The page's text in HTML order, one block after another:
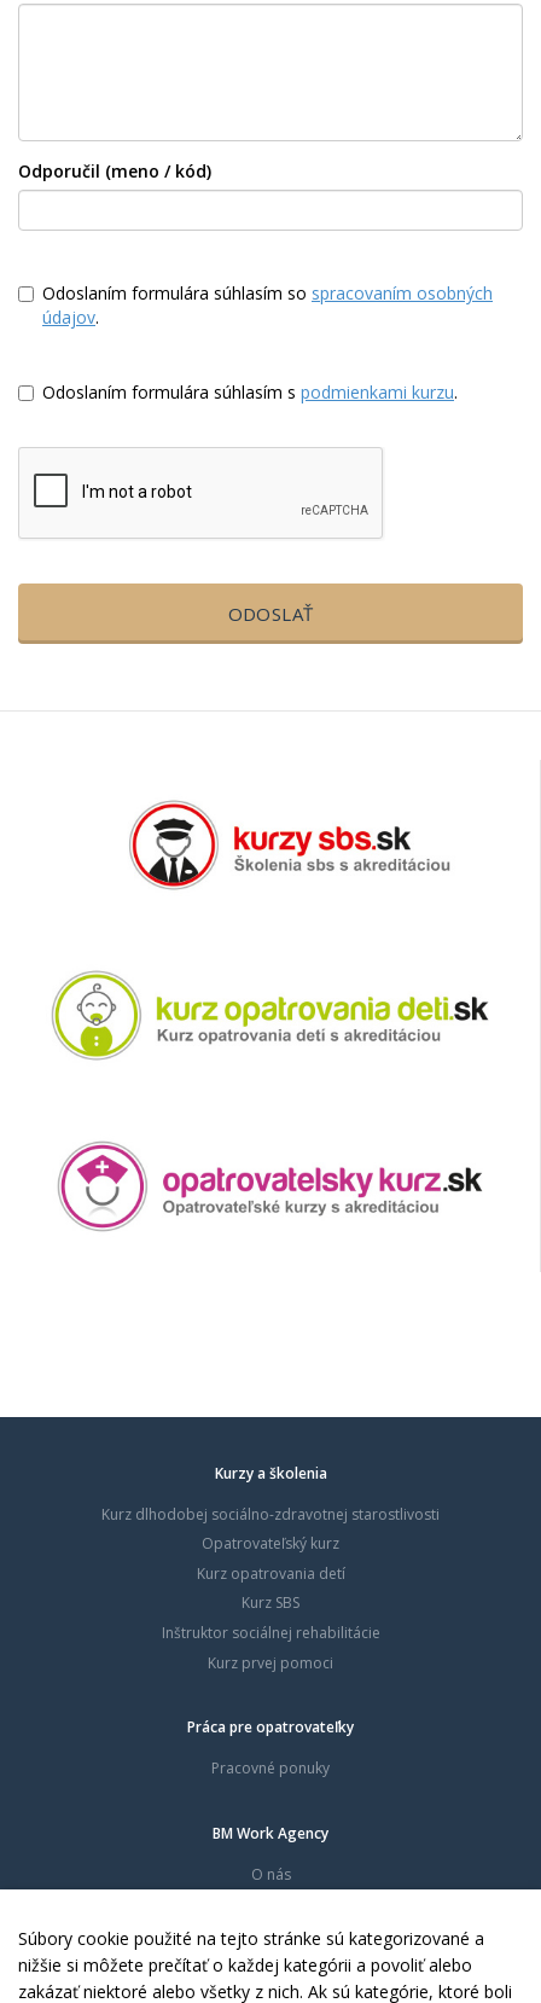
Odporučil (meno / kód)
Odoslaním formulára súhlasím so spracovaním osobných
údajov.
Odoslaním formulára súhlasím s podmienkami kurzu.
ODOSLAŤ
Kurzy a školenia
Kurz dlhodobej sociálno-zdravotnej starostlivosti
Opatrovateľský kurz
Kurz opatrovania detí
Kurz SBS
Inštruktor sociálnej rehabilitácie
Kurz prvej pomoci
Práca pre opatrovateľky
Pracovné ponuky
BM Work Agency
O nás
Dokumenty
Kontakty
Súbory cookie použité na tejto stránke sú kategorizované a
nižšie si môžete prečítať o každej kategórii a povoliť alebo
zakázať niektoré alebo všetky z nich. Ak sú kategórie, ktoré boli